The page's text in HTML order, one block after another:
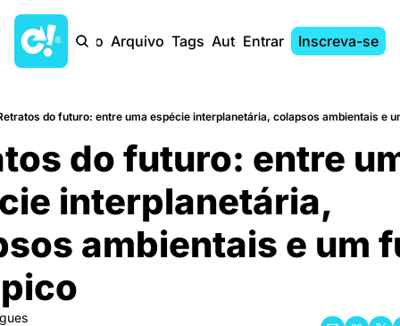
Início Arquivo Tags AutoresEntrar Inscreva-se
do futuro: entre uma espécie interplanetária, colapsos ambientais e
do futuro: entre
interplanetária,
ambientais e um